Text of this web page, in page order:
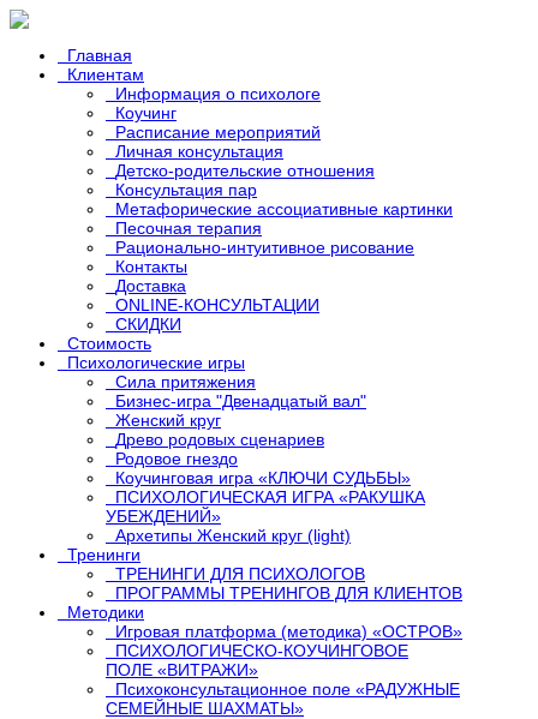
Главная
Клиентам
Информация о психологе
Коучинг
Расписание мероприятий
Личная консультация
Детско-родительские отношения
Консультация пар
Метафорические ассоциативные картинки
Песочная терапия
Рационально-интуитивное рисование
Контакты
Доставка
ONLINE-КОНСУЛЬТАЦИИ
СКИДКИ
Стоимость
Психологические игры
Сила притяжения
Бизнес-игра "Двенадцатый вал"
Женский круг
Древо родовых сценариев
Родовое гнездо
Коучинговая игра «КЛЮЧИ СУДЬБЫ»
ПСИХОЛОГИЧЕСКАЯ ИГРА «РАКУШКА
УБЕЖДЕНИЙ»
Архетипы Женский круг (light)
Тренинги
ТРЕНИНГИ ДЛЯ ПСИХОЛОГОВ
ПРОГРАММЫ ТРЕНИНГОВ ДЛЯ КЛИЕНТОВ
Методики
Игровая платформа (методика) «ОСТРОВ»
ПСИХОЛОГИЧЕСКО-КОУЧИНГОВОЕ
ПОЛЕ «ВИТРАЖИ»
Психоконсультационное поле «РАДУЖНЫЕ
СЕМЕЙНЫЕ ШАХМАТЫ»